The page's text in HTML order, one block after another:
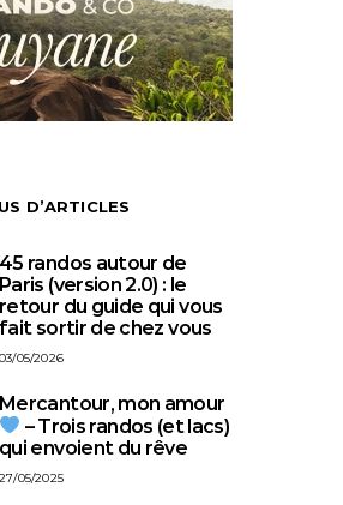
D’ARTICLES
45 randos autour de
Paris (version 2.0) : le
retour du guide qui vous
fait sortir de chez vous
03/05/2026
Mercantour, mon amour
– Trois randos (et lacs)
qui envoient du rêve
27/05/2025